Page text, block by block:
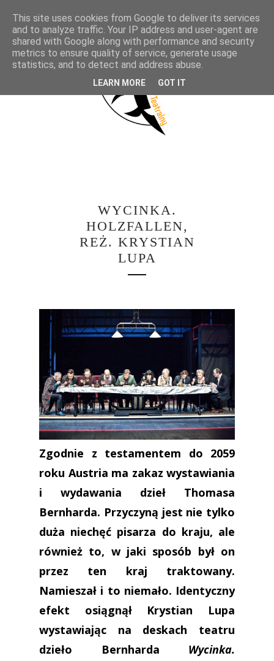
WYCINKA.
HOLZFALLEN,
REŻ. KRYSTIAN
LUPA
Zgodnie z testamentem do 2059
roku Austria ma zakaz wystawiania
i wydawania dzieł Thomasa
Bernharda. Przyczyną jest nie tylko
duża niechęć pisarza do kraju, ale
również to, w jaki sposób był on
przez ten kraj traktowany.
Namieszał i to niemało. Identyczny
efekt osiągnął Krystian Lupa
wystawiając na deskach teatru
dzieło Bernharda Wycinka.
This site uses cookies from Google to deliver its services
and to analyze traffic. Your IP address and user-agent are
shared with Google along with performance and security
metrics to ensure quality of service, generate usage
statistics, and to detect and address abuse.
LEARN MORE GOT IT